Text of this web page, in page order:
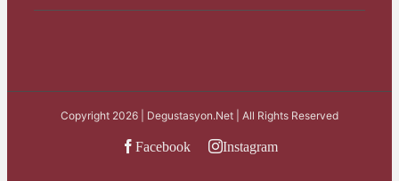
Copyright 2026 | Degustasyon.Net | All Rights Reserved
Facebook Instagram